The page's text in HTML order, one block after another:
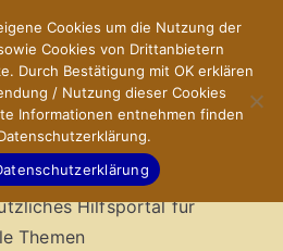
Sites.de
Hilfsportal für
Themen
Cookies um die Nutzung der
Cookies von Drittanbietern
Durch Bestätigung mit OK erklären
/ Nutzung dieser Cookies
Informationen entnehmen finden